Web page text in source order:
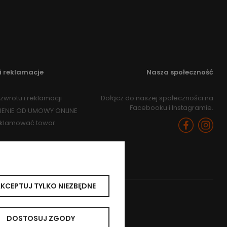
reklamacje
i reklamacji
OD UMOWY ONLINE
towar
Nasza społeczność
Dołącz do naszej społeczności na
Facebooku i Instagramie.
TYLKO NIEZBĘDNE
DOSTOSUJ ZGODY